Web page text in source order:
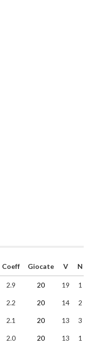
Coeff Giocate V N
2.9 20 19 1
2.2 20 14 2
2.1 20 13 3
2.0 20 13 1